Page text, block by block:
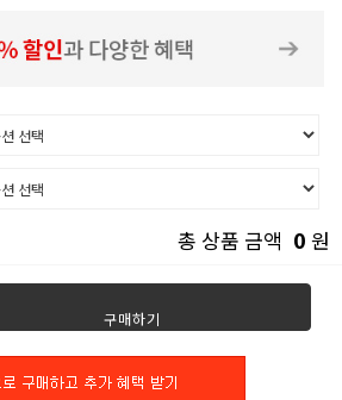
총 상품 금액 0 원
구매하기